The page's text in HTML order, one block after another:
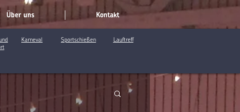
Über uns Kontakt
Karneval Sportschießen Lauftreff